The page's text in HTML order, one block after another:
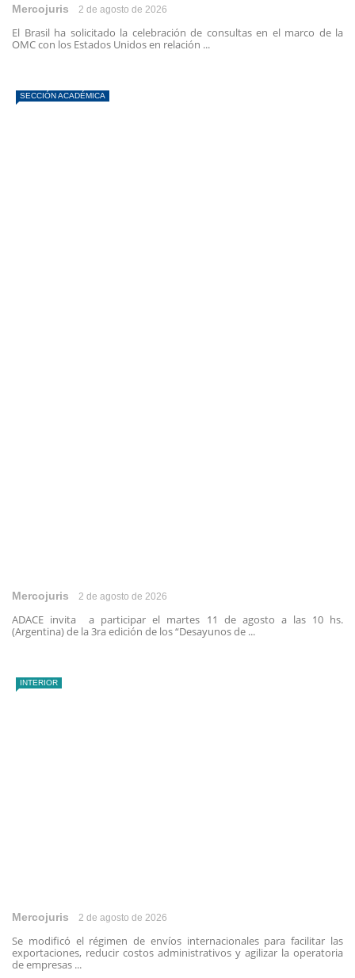
Mercojuris 2 de agosto de 2026
El Brasil ha solicitado la celebración de consultas en el marco de la
OMC con los Estados Unidos en relación ...
SECCIÓN ACADÉMICA
Mercojuris 2 de agosto de 2026
ADACE invita a participar el martes 11 de agosto a las 10 hs.
(Argentina) de la 3ra edición de los “Desayunos de ...
INTERIOR
Mercojuris 2 de agosto de 2026
Se modificó el régimen de envíos internacionales para facilitar las
exportaciones, reducir costos administrativos y agilizar la operatoria
de empresas ...